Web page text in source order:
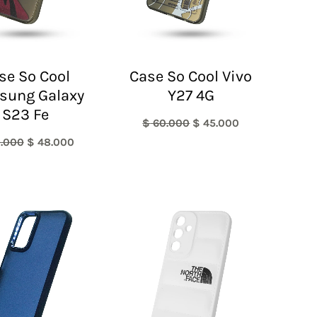
So Cool
Galaxy
S23 Fe
$ 48.000
Case So Cool Vivo
Y27 4G
$60.000 $ 45.000